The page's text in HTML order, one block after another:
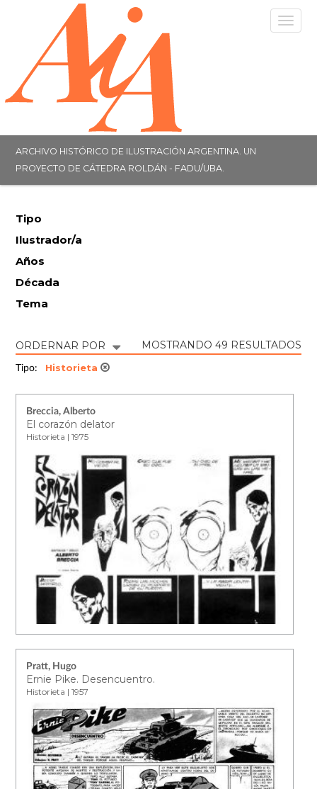
ARCHIVO HISTÓRICO DE ILUSTRACIÓN ARGENTINA. UN
PROYECTO DE CÁTEDRA ROLDÁN - FADU/UBA.
Tipo
Ilustrador/a
Años
Década
Tema
ORDERNAR POR MOSTRANDO 49 RESULTADOS
Tipo: Historieta
Breccia, Alberto
El corazón delator
Historieta | 1975
Pratt, Hugo
Ernie Pike. Desencuentro.
Historieta | 1957